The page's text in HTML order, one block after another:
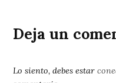
Deja un
Lo siento, debes estar